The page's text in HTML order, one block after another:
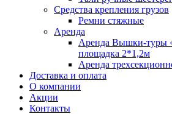
Средства крепления грузов
Ремни стяжные
Аренда
Аренда Вышки-туры
площадка 2*1,2м
Аренда
Доставка и оплата
О компании
Акции
Контакты